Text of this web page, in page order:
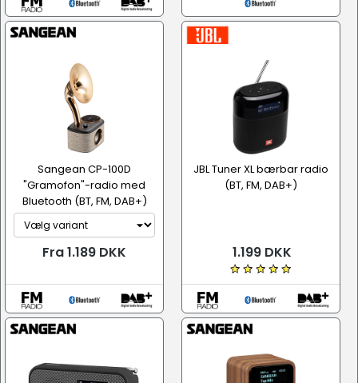
Sangean CP-100D
"Gramofon"-radio med
Bluetooth (BT, FM, DAB+)
Fra 1.189 DKK
JBL Tuner XL bærbar radio
(BT, FM, DAB+)
1.199 DKK